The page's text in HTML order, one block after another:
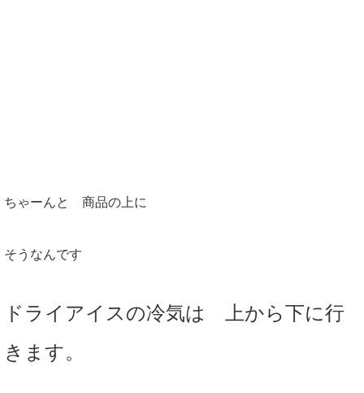
ちゃーんと 商品の上に
そうなんです
ドライアイスの冷気は 上から下に行
きます。